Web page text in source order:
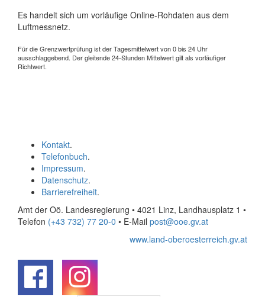
Es handelt sich um vorläufige Online-Rohdaten aus dem
Luftmessnetz.
Für die Grenzwertprüfung ist der Tagesmittelwert von 0 bis 24 Uhr
ausschlaggebend. Der gleitende 24-Stunden Mittelwert gilt als vorläufiger
Richtwert.
Kontakt.
Telefonbuch.
Impressum.
Datenschutz.
Barrierefreiheit.
Amt der Oö. Landesregierung • 4021 Linz, Landhausplatz 1 •
Telefon (+43 732) 77 20-0 • E-Mail post@ooe.gv.at
www.land-oberoesterreich.gv.at